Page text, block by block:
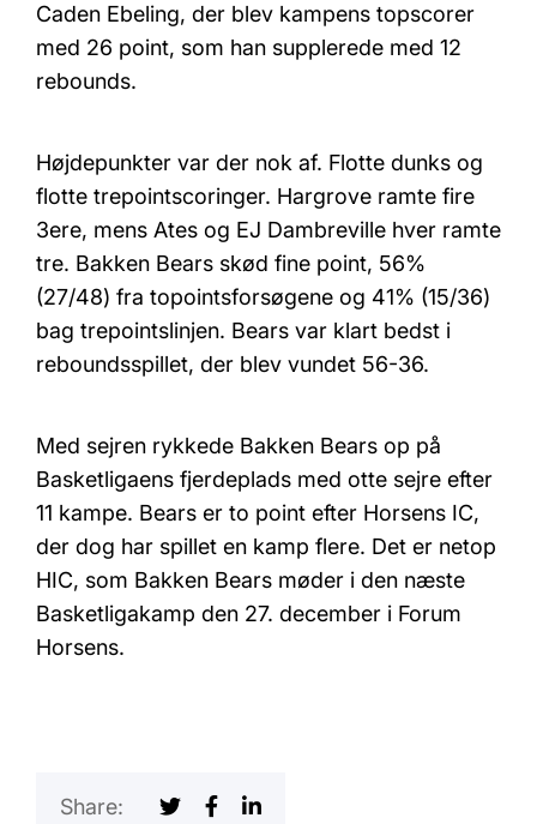
Caden Ebeling, der blev kampens topscorer
med 26 point, som han supplerede med 12
rebounds.
Højdepunkter var der nok af. Flotte dunks og
flotte trepointscoringer. Hargrove ramte fire
3ere, mens Ates og EJ Dambreville hver ramte
tre. Bakken Bears skød fine point, 56%
(27/48) fra topointsforsøgene og 41% (15/36)
bag trepointslinjen. Bears var klart bedst i
reboundsspillet, der blev vundet 56-36.
Med sejren rykkede Bakken Bears op på
Basketligaens fjerdeplads med otte sejre efter
11 kampe. Bears er to point efter Horsens IC,
der dog har spillet en kamp flere. Det er netop
HIC, som Bakken Bears møder i den næste
Basketligakamp den 27. december i Forum
Horsens.
Share: